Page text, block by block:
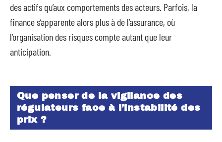
des actifs qu’aux comportements des acteurs. Parfois, la
finance s’apparente alors plus à de l’assurance, où
l’organisation des risques compte autant que leur
anticipation.
Que penser de la vigilance des
régulateurs face à l’instabilité des
prix ?